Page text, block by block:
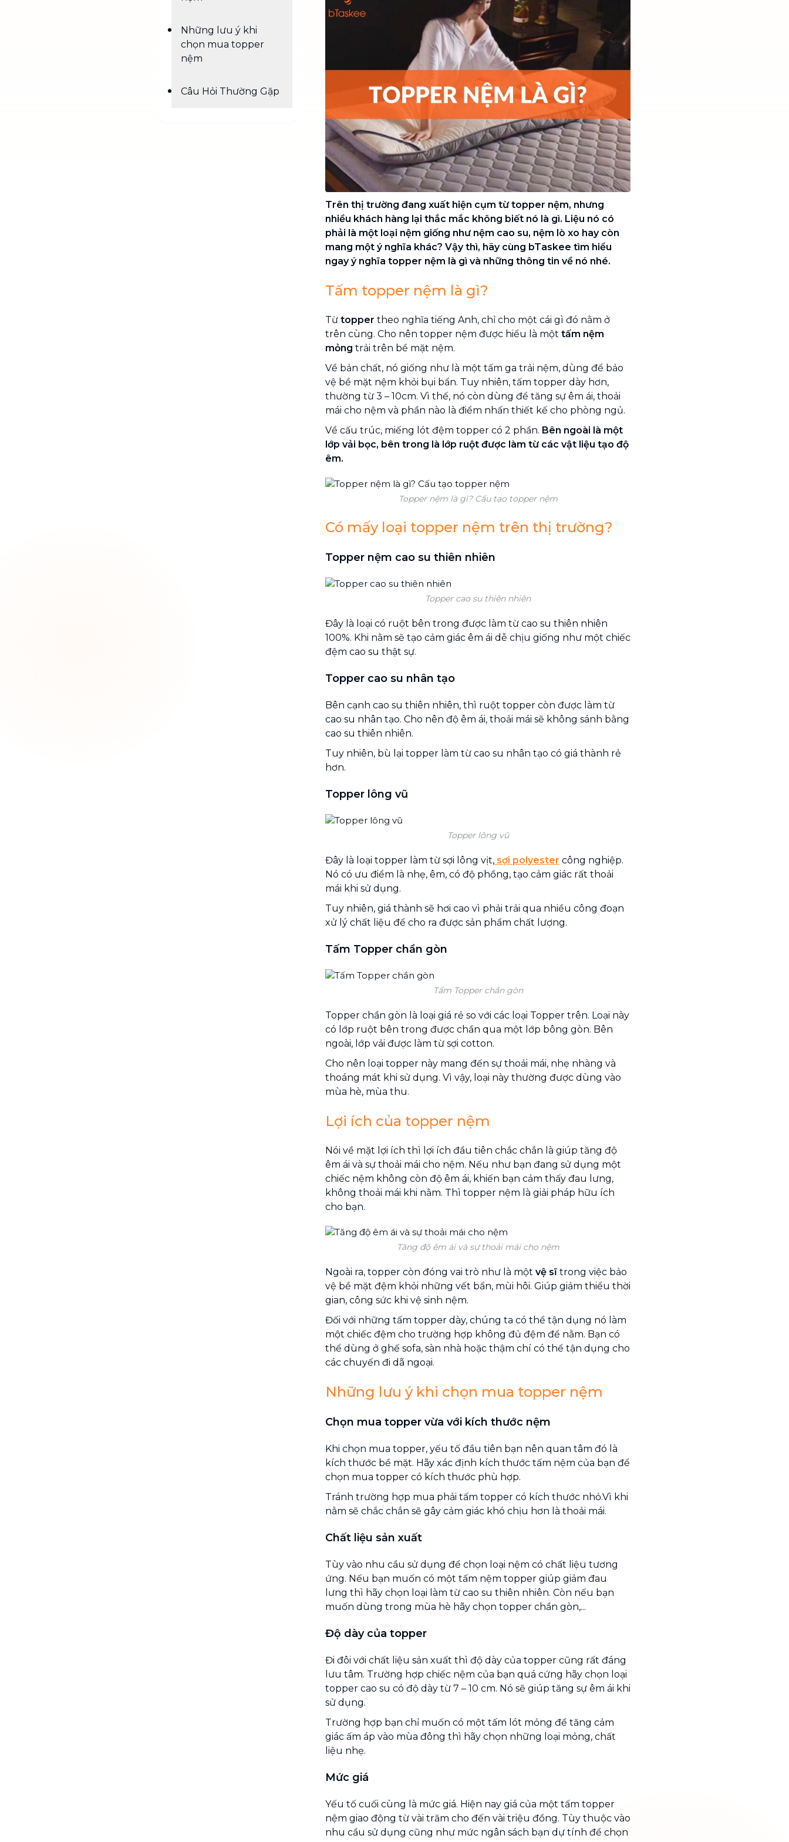
Chuyển nhà trọn gói, không lo dọn
dẹp nơi đi nơi đến
NEW
Vệ sinh chuyên nghiệp cho văn
phòng, nhà xưởng, công trình lớn
Những lưu ý khi
chọn mua topper
nệm
Câu Hỏi Thường Gặp
Trên thị trường đang xuất hiện cụm từ topper nệm, nhưng
nhiều khách hàng lại thắc mắc không biết nó là gì. Liệu nó có
phải là một loại nệm giống như nệm cao su, nệm lò xo hay còn
mang một ý nghĩa khác? Vậy thì, hãy cùng bTaskee tìm hiểu
ngay ý nghĩa topper nệm là gì và những thông tin về nó nhé.
Tấm topper nệm là gì?
Từ topper theo nghĩa tiếng Anh, chỉ cho một cái gì đó nằm ở
trên cùng. Cho nên topper nệm được hiểu là một tấm nệm
mỏng trải trên bề mặt nệm.
Về bản chất, nó giống như là một tấm ga trải nệm, dùng để bảo
vệ bề mặt nệm khỏi bụi bẩn. Tuy nhiên, tấm topper dày hơn,
thường từ 3 – 10cm. Vì thế, nó còn dùng để tăng sự êm ái, thoải
mái cho nệm và phần nào là điểm nhấn thiết kế cho phòng ngủ.
Về cấu trúc, miếng lót đệm topper có 2 phần. Bên ngoài là một
lớp vải bọc, bên trong là lớp ruột được làm từ các vật liệu tạo độ
êm.
Topper nệm là gì? Cấu tạo topper nệm
Có mấy loại topper nệm trên thị trường?
Topper nệm cao su thiên nhiên
Topper cao su thiên nhiên
Đây là loại có ruột bên trong được làm từ cao su thiên nhiên
100%. Khi nằm sẽ tạo cảm giác êm ái dễ chịu giống như một chiếc
đệm cao su thật sự.
Topper cao su nhân tạo
Bên cạnh cao su thiên nhiên, thì ruột topper còn được làm từ
cao su nhân tạo. Cho nên độ êm ái, thoải mái sẽ không sánh bằng
cao su thiên nhiên.
Tuy nhiên, bù lại topper làm từ cao su nhân tạo có giá thành rẻ
hơn.
Topper lông vũ
Topper lông vũ
Đây là loại topper làm từ sợi lông vịt, sợi polyester công nghiệp.
Nó có ưu điểm là nhẹ, êm, có độ phồng, tạo cảm giác rất thoải
mái khi sử dụng.
Tuy nhiên, giá thành sẽ hơi cao vì phải trải qua nhiều công đoạn
xử lý chất liệu để cho ra được sản phẩm chất lượng.
Tấm Topper chần gòn
Tấm Topper chần gòn
Topper chần gòn là loại giá rẻ so với các loại Topper trên. Loại này
có lớp ruột bên trong được chần qua một lớp bông gòn. Bên
ngoài, lớp vải được làm từ sợi cotton.
Cho nên loại topper này mang đến sự thoải mái, nhẹ nhàng và
thoáng mát khi sử dụng. Vì vậy, loại này thường được dùng vào
mùa hè, mùa thu.
Lợi ích của topper nệm
Nói về mặt lợi ích thì lợi ích đầu tiên chắc chắn là giúp tăng độ
êm ái và sự thoải mái cho nệm. Nếu như bạn đang sử dụng một
chiếc nệm không còn độ êm ái, khiến bạn cảm thấy đau lưng,
không thoải mái khi nằm. Thì topper nệm là giải pháp hữu ích
cho bạn.
Tăng độ êm ái và sự thoải mái cho nệm
Ngoài ra, topper còn đóng vai trò như là một vệ sĩ trong việc bảo
vệ bề mặt đệm khỏi những vết bẩn, mùi hôi. Giúp giảm thiểu thời
gian, công sức khi vệ sinh nệm.
Đối với những tấm topper dày, chúng ta có thể tận dụng nó làm
một chiếc đệm cho trường hợp không đủ đệm để nằm. Bạn có
thể dùng ở ghế sofa, sàn nhà hoặc thậm chí có thể tận dụng cho
các chuyến đi dã ngoại.
Những lưu ý khi chọn mua topper nệm
Chọn mua topper vừa với kích thước nệm
Khi chọn mua topper, yếu tố đầu tiên bạn nên quan tâm đó là
kích thước bề mặt. Hãy xác định kích thước tấm nệm của bạn để
chọn mua topper có kích thước phù hợp.
Tránh trường hợp mua phải tấm topper có kích thước nhỏ.Vì khi
nằm sẽ chắc chắn sẽ gây cảm giác khó chịu hơn là thoải mái.
Chất liệu sản xuất
Tùy vào nhu cầu sử dụng để chọn loại nệm có chất liệu tương
ứng. Nếu bạn muốn có một tấm nệm topper giúp giảm đau
lưng thì hãy chọn loại làm từ cao su thiên nhiên. Còn nếu bạn
muốn dùng trong mùa hè hãy chọn topper chần gòn,...
Độ dày của topper
Đi đôi với chất liệu sản xuất thì độ dày của topper cũng rất đáng
lưu tâm. Trường hợp chiếc nệm của bạn quá cứng hãy chọn loại
topper cao su có độ dày từ 7 – 10 cm. Nó sẽ giúp tăng sự êm ái khi
sử dụng.
Trường hợp bạn chỉ muốn có một tấm lót mỏng để tăng cảm
giác ấm áp vào mùa đông thì hãy chọn những loại mỏng, chất
liệu nhẹ.
Mức giá
Yếu tố cuối cùng là mức giá. Hiện nay giá của một tấm topper
nệm giao động từ vài trăm cho đến vài triệu đồng. Tùy thuộc vào
nhu cầu sử dụng cũng như mức ngân sách bạn dự tính để chọn